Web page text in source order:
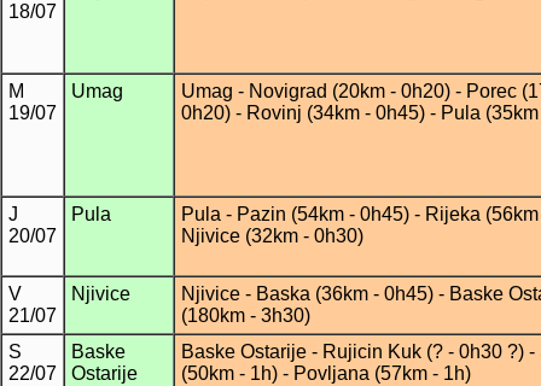
18/07
M
19/07
Umag
Umag - Novigrad (20km - 0h20) - Porec
0h20) - Rovinj (34km - 0h45) - Pula
J
20/07
Pula
Pula - Pazin (54km - 0h45) - Rijeka
Njivice (32km - 0h30)
V
21/07
Njivice
Njivice - Baska (36km - 0h45) - Baske
(180km - 3h30)
S
22/07
Baske
Ostarije
Baske Ostarije - Rujicin Kuk (? - 0h30 ?) -
(50km - 1h) - Povljana (57km - 1h)